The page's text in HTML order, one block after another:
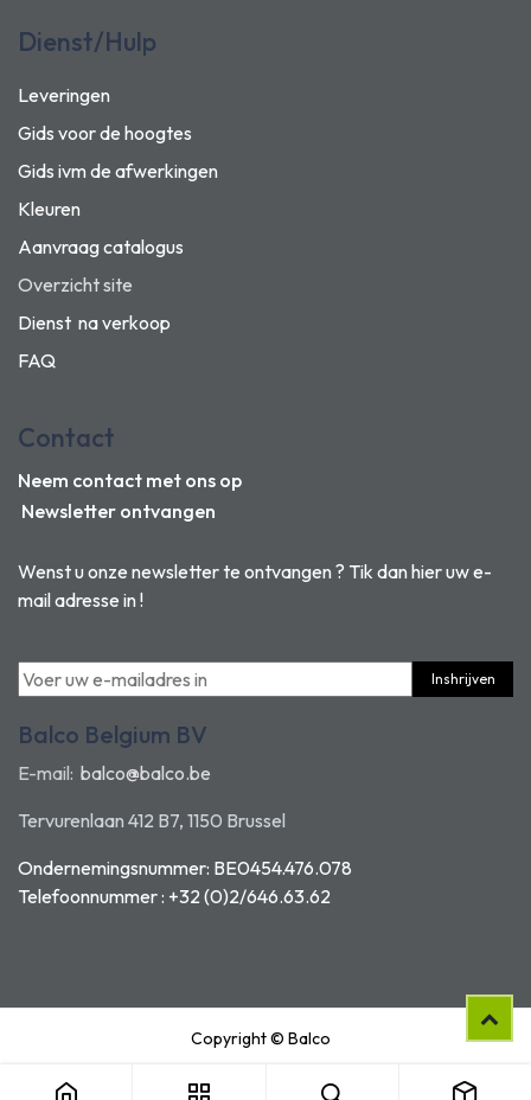
Dienst/Hulp
Leveringen
Gids voor de hoogtes
Gids ivm de afwerkingen
Kleuren
Aanvraag catalogus
Overzicht site
Dienst na verkoop
FAQ
Wenst u onze newsletter te ontvangen ? Tik dan hier uw e-
mail adresse in !
Inshrijven
Balco Belgium BV
E-mail: balco@balco.be
Tervurenlaan 412 B7, 1150 Brussel
Ondernemingsnummer: BE0454.476.078
Telefoonnummer : +32 (0)2/646.63.62
Contact
Neem contact met ons op
Newsletter ontvangen
Copyright © Balco